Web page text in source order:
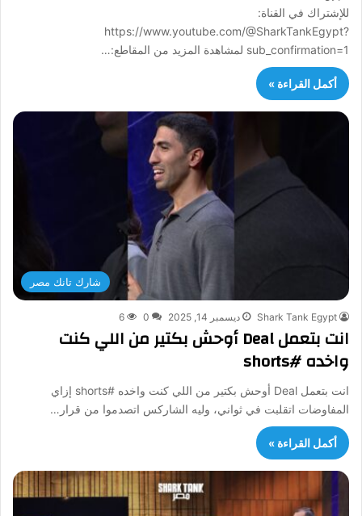
للإشتراك في القناة:
https://www.youtube.com/@SharkTankEgypt?
sub_confirmation=1 لمشاهدة المزيد من المقاطع:…
أكمل القراءة »
شارك تانك مصر
Shark Tank Egypt ديسمبر 14, 2025 0
6
انت بتعمل Deal أوحش بكتير من اللي كنت
واخده #shorts
انت بتعمل Deal أوحش بكتير من اللي كنت واخده #shorts إزاي
المفاوضات اتقلبت في ثواني، وليه الشاركس اتصدموا من قرار…
أكمل القراءة »